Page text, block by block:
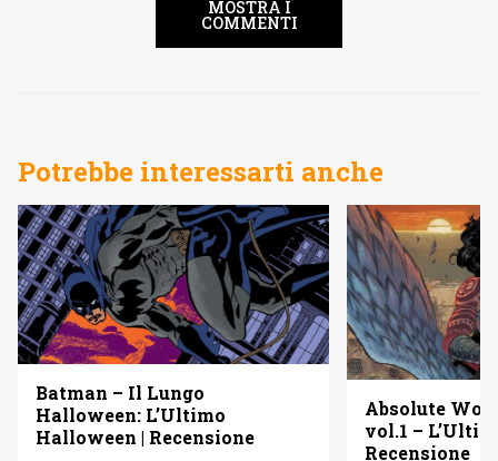
MOSTRA I
COMMENTI
Potrebbe interessarti anche
Batman – Il Lungo
Halloween: L’Ultimo
Halloween | Recensione
Absolute
vol.1 –
Recensione